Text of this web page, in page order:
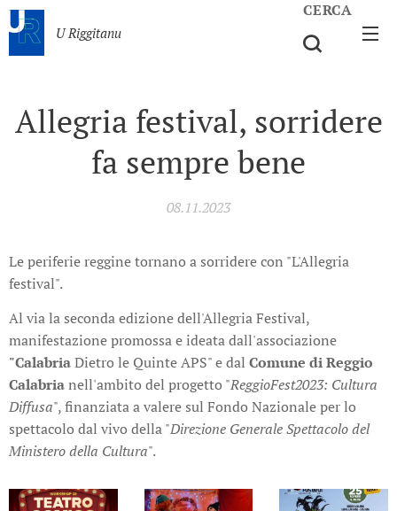
U Riggitanu
CERCA
Allegria festival, sorridere
fa sempre bene
08.11.2023
Le periferie reggine tornano a sorridere con "L'Allegria
festival".
Al via la seconda edizione dell'Allegria Festival,
manifestazione promossa e ideata dall'associazione
"CalabriaDietro le Quinte APS" e dal Comune di Reggio
Calabrianell'ambito del progetto "ReggioFest2023: Cultura
Diffusa", finanziata a valere sul Fondo Nazionale per lo
spettacolo dal vivo della "Direzione Generale Spettacolo del
Ministero della Cultura".